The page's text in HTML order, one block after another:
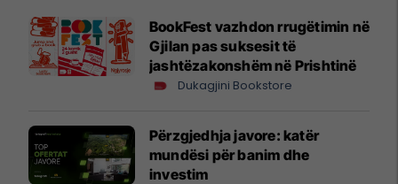
BookFest vazhdon rrugëtimin në
Gjilan pas suksesit të
jashtëzakonshëm në Prishtinë
Dukagjini Bookstore
Përzgjedhja javore: katër
mundësi për banim dhe
investim